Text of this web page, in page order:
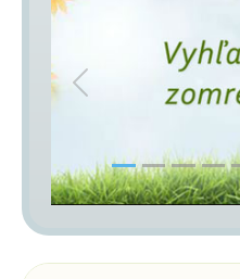
Previous